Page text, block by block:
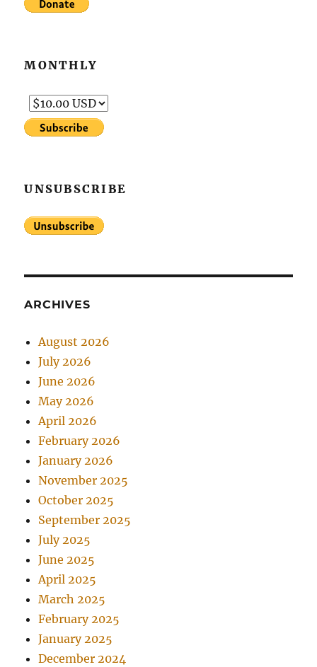
MONTHLY
UNSUBSCRIBE
ARCHIVES
August 2026
July 2026
June 2026
May 2026
April 2026
February 2026
January 2026
November 2025
October 2025
September 2025
July 2025
June 2025
April 2025
March 2025
February 2025
January 2025
December 2024